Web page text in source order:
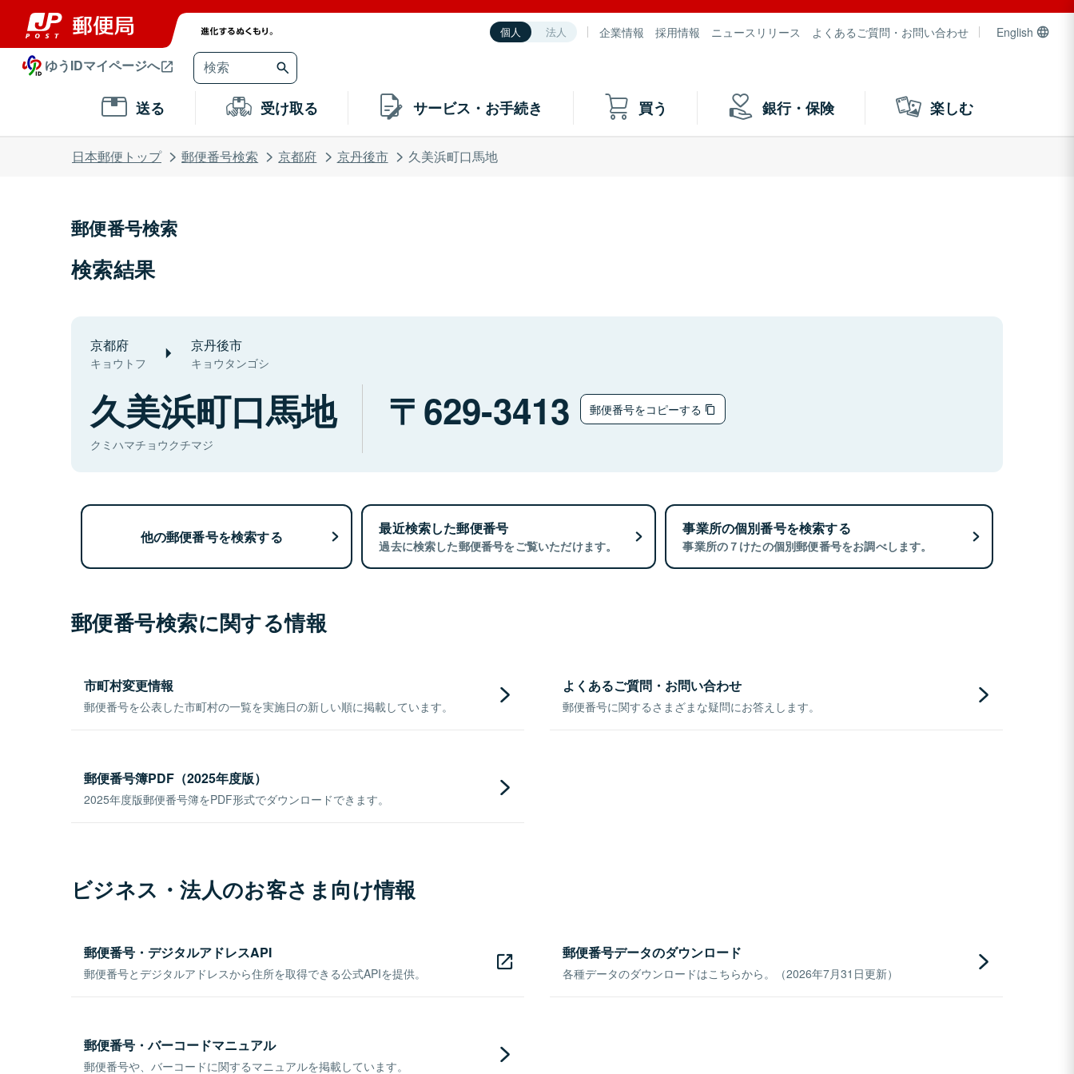
個人 法人 企業情報 採用情報 ニュースリリース よくあるご質問・お問い合わせ English
ゆうIDマイページへ
送る 受け取る サービス・お手続き 買う 銀行・保険 楽しむ
日本郵便トップ 郵便番号検索 京都府 京丹後市 久美浜町口馬地
郵便番号検索
検索結果
京都府
キョウトフ
京丹後市
キョウタンゴシ
久美浜町口馬地
クミハマチョウクチマジ
629-3413 郵便番号をコピーする
他の郵便番号を検索する 最近検索した郵便番号
過去に検索した郵便番号をご覧いただけます。
事業所の個別番号を検索する
事業所の７けたの個別郵便番号をお調べします。
郵便番号検索に関する情報
市町村変更情報
郵便番号を公表した市町村の一覧を実施日の新しい順に掲載しています。
よくあるご質問・お問い合わせ
郵便番号に関するさまざまな疑問にお答えします。
郵便番号簿PDF（2025年度版）
2025年度版郵便番号簿をPDF形式でダウンロードできます。
ビジネス・法人のお客さま向け情報
郵便番号・デジタルアドレスAPI
郵便番号とデジタルアドレスから住所を取得できる公式APIを提供。
郵便番号データのダウンロード
各種データのダウンロードはこちらから。（2026年7月31日更新）
郵便番号・バーコードマニュアル
郵便番号や、バーコードに関するマニュアルを掲載しています。